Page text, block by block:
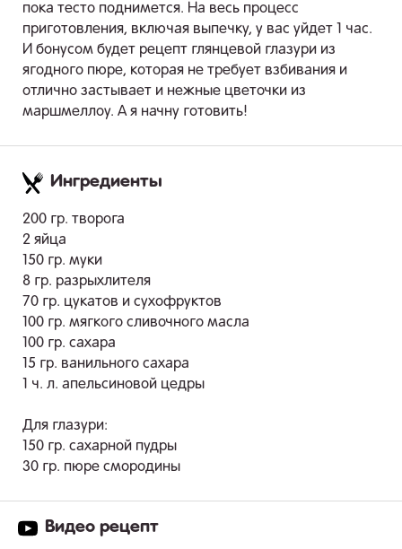
пока тесто поднимется. На весь процесс
приготовления, включая выпечку, у вас уйдет 1 час.
И бонусом будет рецепт глянцевой глазури из
ягодного пюре, которая не требует взбивания и
отлично застывает и нежные цветочки из
маршмеллоу. А я начну готовить!
Ингредиенты
200 гр. творога
2 яйца
150 гр. муки
8 гр. разрыхлителя
70 гр. цукатов и сухофруктов
100 гр. мягкого сливочного масла
100 гр. сахара
15 гр. ванильного сахара
1 ч. л. апельсиновой цедры
Для глазури:
150 гр. сахарной пудры
30 гр. пюре смородины
Видео рецепт